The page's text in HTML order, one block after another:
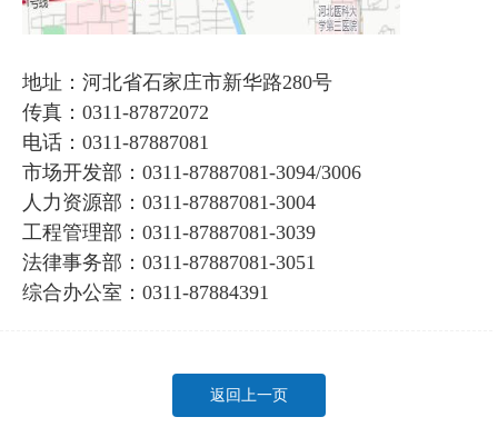
地址：河北省石家庄市新华路280号
传真：0311-87872072
电话：0311-87887081
市场开发部：0311-87887081-3094/3006
人力资源部：0311-87887081-3004
工程管理部：0311-87887081-3039
法律事务部：0311-87887081-3051
综合办公室：0311-87884391
返回上一页